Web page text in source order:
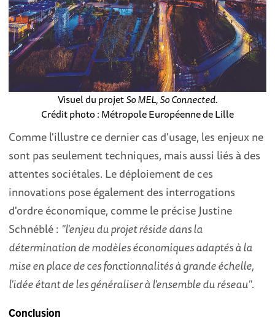
Visuel du projetSo MEL, So Connected.
Crédit photo : Métropole Européenne de Lille
Comme l'illustre ce dernier cas d'usage, les enjeux ne
sont pas seulement techniques, mais aussi liés à des
attentes sociétales. Le déploiement de ces
innovations pose également des interrogations
d'ordre économique, comme le précise Justine
Schnéblé : "l'enjeu du projet réside dans la
détermination de modèles économiques adaptés à la
mise en place de ces fonctionnalités à grande échelle,
l'idée étant de les généraliser à l'ensemble du réseau".
Conclusion